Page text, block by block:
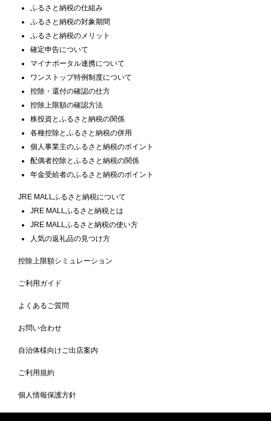
ふるさと納税の仕組み
ふるさと納税の対象期間
ふるさと納税のメリット
確定申告について
マイナポータル連携について
ワンストップ特例制度について
控除・還付の確認の仕方
控除上限額の確認方法
株投資とふるさと納税の関係
各種控除とふるさと納税の併用
個人事業主のふるさと納税のポイント
配偶者控除とふるさと納税の関係
年金受給者のふるさと納税のポイント
JRE MALLふるさと納税について
JRE MALLふるさと納税とは
JRE MALLふるさと納税の使い方
人気の返礼品の見つけ方
控除上限額シミュレーション
ご利用ガイド
よくあるご質問
お問い合わせ
自治体様向けご出店案内
ご利用規約
個人情報保護方針